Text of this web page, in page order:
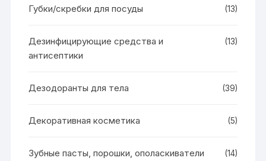
Губки/скребки для посуды (13)
Дезинфицирующие средства и
антисептики
(13)
Дезодоранты для тела (39)
Декоративная косметика (5)
Зубные пасты, порошки, ополаскиватели
(14)